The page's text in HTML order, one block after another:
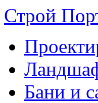
Строй
Бани и